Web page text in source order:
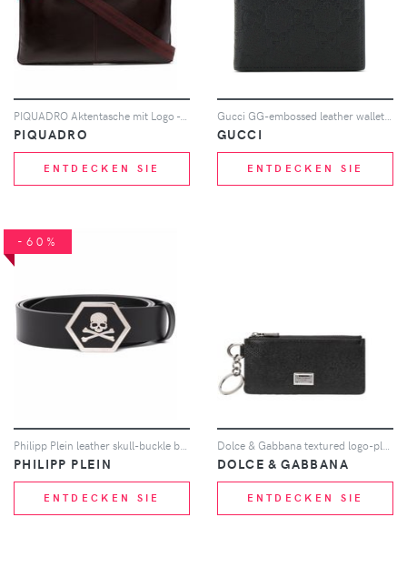
PIQUADRO
ENTDECKEN SIE
GUCCI
ENTDECKEN SIE
-60%
PHILIPP PLEIN
ENTDECKEN SIE
DOLCE & GABBANA
ENTDECKEN SIE